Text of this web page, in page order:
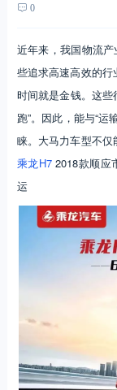
0
近年来，我国物流
些追求高速高效的行
时间就是金钱。这些
跑”。因此，能与“
睐。大马力车型不仅
乘龙H72018款顺应